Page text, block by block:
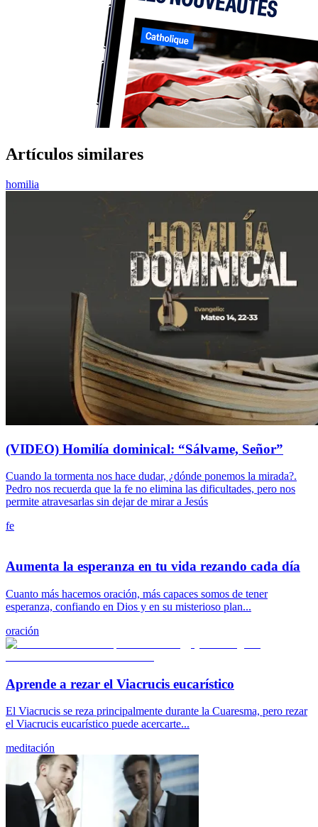
Artículos similares
homilia
(VIDEO) Homilía dominical: “Sálvame, Señor”
Cuando la tormenta nos hace dudar, ¿dónde ponemos la mirada?.
Pedro nos recuerda que la fe no elimina las dificultades, pero nos
permite atravesarlas sin dejar de mirar a Jesús
fe
Aumenta la esperanza en tu vida rezando cada día
Cuanto más hacemos oración, más capaces somos de tener
esperanza, confiando en Dios y en su misterioso plan...
oración
Aprende a rezar el Viacrucis eucarístico
El Viacrucis se reza principalmente durante la Cuaresma, pero rezar
el Viacrucis eucarístico puede acercarte...
meditación